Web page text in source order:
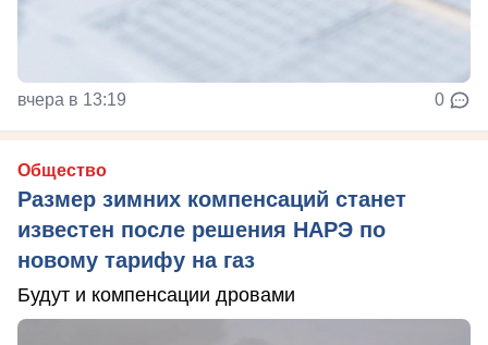
вчера в 13:19 0
Общество
Размер зимних компенсаций станет
известен после решения НАРЭ по
новому тарифу на газ
Будут и компенсации дровами